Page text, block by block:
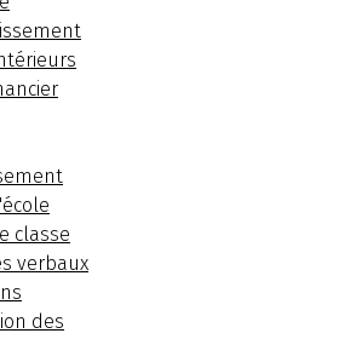
classe
verbaux
des